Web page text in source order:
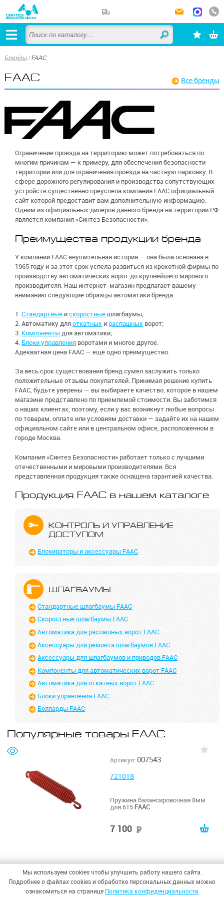
Бренды/FAAC
FAAC Все бренды
Ограничение проезда на территорию может потребоваться по
многим причинам — к примеру, для обеспечения безопасности
территории или для ограничения проезда на частную парковку. В
сфере дорожного регулирования и производства сопутствующих
устройств существенно преуспела компания FAAC официальный
сайт которой предоставит вам дополнительную информацию.
Одним из официальных дилеров данного бренда на территории РФ
является компания «Синтез Безопасности».
Преимущества продукции бренда
У компании FAAC внушительная история — она была основана в
1965 году и за этот срок успела развиться из крохотной фирмы по
производству автоматических ворот до крупнейшего мирового
производителя. Наш интернет-магазин предлагает вашему
вниманию следующие образцы автоматики бренда:
1.Стандартные искоростные шлагбаумы;
2. Автоматику дляоткатных ираспашных ворот;
3. Компоненты для автоматики;
4. Блоки управления воротами и многое другое.
Адекватная цена FAAC — ещё одно преимущество.
За весь срок существования бренд сумел заслужить только
положительные отзывы покупателей. Принимая решение купить
FAAC, будьте уверены — вы выбираете качество, которое в нашем
магазине представлено по приемлемой стоимости. Вы заботимся
о наших клиентах, поэтому, если у вас возникнут любые вопросы
по товарам, оплате или условиям доставки — задайте их на нашем
официальном сайте или в центральном офисе, расположенном в
городе Москва.
Компания «Синтез Безопасности» работает только с лучшими
отечественными и мировыми производителями. Вся
представленная продукция также оснащена гарантией качества.
Продукция FAAC в нашем каталоге
КОНТРОЛЬ И УПРАВЛЕ­НИЕ
ДОСТУПОМ
Блокираторы и аксессуары FAAC
ШЛАГБАУМЫ
Стандартные шлагбаумы FAAC
Скоростные шлагбаумы FAAC
Автоматика для распашных ворот FAAC
Аксессуары для ремонта шлагбаумов FAAC
Аксессуары для шлагбаумов и приводов FAAC
Компоненты для автоматических ворот FAAC
Автоматика для откатных ворот FAAC
Блоки управления FAAC
Болларды FAAC
Популярные товары FAAC
Артикул: 007543
721018
Пружина балансировочная 8мм
для 615 FAAC
7 100
Мы используем cookies чтобы улучшить работу нашего сайта.
Подробнее о файлах cookies и обработке персональных данных можно
ознакомиться на странице Политика конфиденциальности